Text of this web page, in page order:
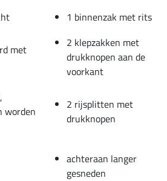
1 binnenzak met rits
met
2 klepzakken met
drukknopen aan de
voorkant
worden
2 rijsplitten met
drukknopen
achteraan langer
gesneden